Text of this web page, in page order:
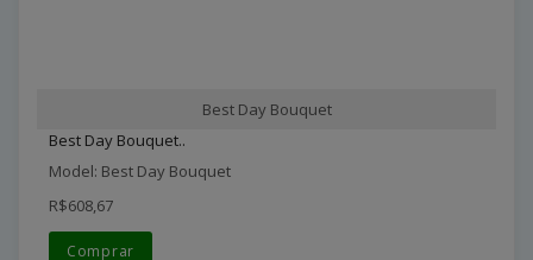
Best Day Bouquet
Best Day Bouquet..
Model: Best Day Bouquet
R$608,67
Comprar